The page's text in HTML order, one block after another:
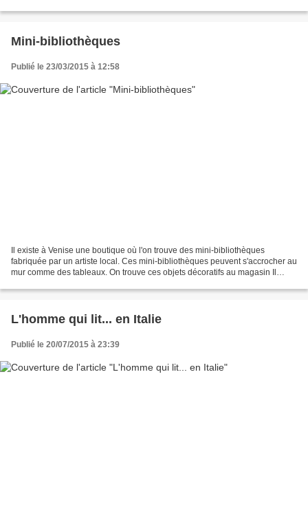
Mini-bibliothèques
Publié le 23/03/2015 à 12:58
Il existe à Venise une boutique où l'on trouve des mini-bibliothèques
fabriquée par un artiste local. Ces mini-bibliothèques peuvent s'accrocher au
mur comme des tableaux. On trouve ces objets décoratifs au magasin Il
L'homme qui lit... en Italie
Publié le 20/07/2015 à 23:39